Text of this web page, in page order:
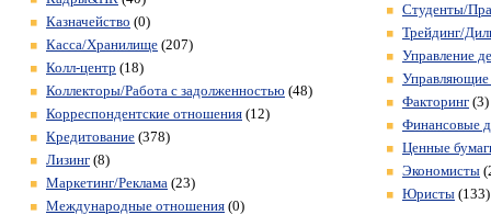
Казначейство (0)
Касса/Хранилище (207)
Колл-центр (18)
Коллекторы/Работа с задолженностью (48)
Корреспондентские отношения (12)
Кредитование (378)
Лизинг (8)
Маркетинг/Реклама (23)
Международные отношения (0)
Студенты/
Трейдинг/
Управление
Управляющие
Факторинг (3)
Финансовые
Ценные
Экономисты
Юристы (133)